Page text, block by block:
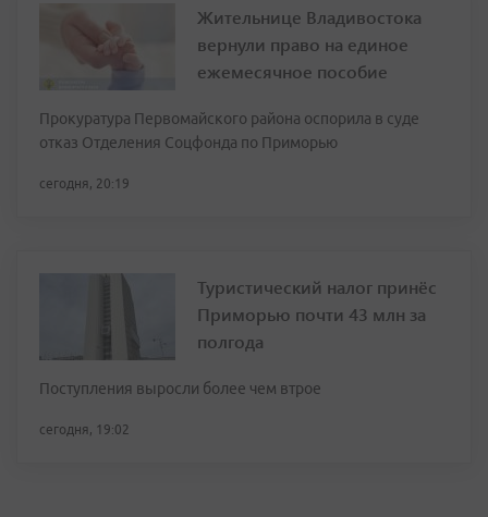
Жительнице Владивостока
вернули право на единое
ежемесячное пособие
Прокуратура Первомайского района оспорила в суде
отказ Отделения Соцфонда по Приморью
сегодня, 20:19
Туристический налог принёс
Приморью почти 43 млн за
полгода
Поступления выросли более чем втрое
сегодня, 19:02